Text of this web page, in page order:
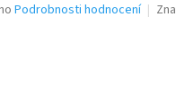
Podrobnosti hodnocení